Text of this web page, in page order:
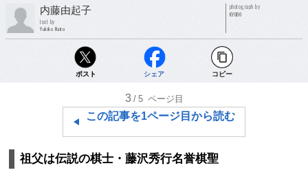
内藤由起子
text by
Yukiko Naito
photograph by
KYODO
ポスト シェア コピー
3 /5 ページ目
この記事を1ページ目から読む
祖父は伝説の棋士・藤沢秀行名誉棋聖